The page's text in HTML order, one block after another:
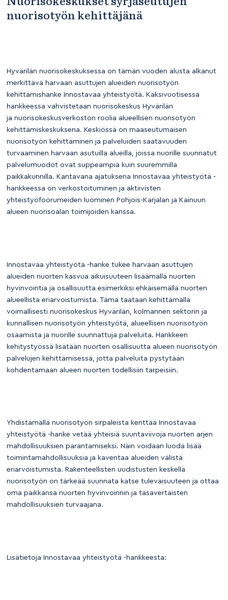
nuorisotyön kehittäjänä
Hyvärilän nuorisokeskuksessa on tämän vuoden alusta alkanut
merkittävä harvaan asuttujen alueiden nuorisotyön
kehittämishanke Innostavaa yhteistyötä. Kaksivuotisessa
hankkeessa vahvistetaan nuorisokeskus Hyvärilän
ja nuorisokeskusverkoston roolia alueellisen nuorisotyön
kehittämiskeskuksena. Keskiössä on maaseutumaisen
nuorisotyön kehittäminen ja palveluiden saatavuuden
turvaaminen harvaan asutuilla alueilla, joissa nuorille suunnatut
palvelumuodot ovat suppeampia kuin suuremmilla
paikkakunnilla. Kantavana ajatuksena Innostavaa yhteistyötä -
hankkeessa on verkostoituminen ja aktiivisten
yhteistyöfoorumeiden luominen Pohjois-Karjalan ja Kainuun
alueen nuorisoalan toimijoiden kanssa.
Innostavaa yhteistyötä -hanke tukee harvaan asuttujen
alueiden nuorten kasvua aikuisuuteen lisäämällä nuorten
hyvinvointia ja osallisuutta esimerkiksi ehkäisemällä nuorten
alueellista eriarvoistumista. Tämä taataan kehittämällä
voimallisesti nuorisokeskus Hyvärilän, kolmannen sektorin ja
kunnallisen nuorisotyön yhteistyötä, alueellisen nuorisotyön
osaamista ja nuorille suunnattuja palveluita. Hankkeen
kehitystyössä lisätään nuorten osallisuutta alueen nuorisotyön
palvelujen kehittämisessä, jotta palveluita pystytään
kohdentamaan alueen nuorten todellisiin tarpeisiin.
Yhdistämällä nuorisotyön sirpaleista kenttää Innostavaa
yhteistyötä -hanke vetää yhteisiä suuntaviivoja nuorten arjen
mahdollisuuksien parantamiseksi. Näin voidaan luoda lisää
toimintamahdollisuuksia ja kaventaa alueiden välistä
eriarvoistumista. Rakenteellisten uudistusten keskellä
nuorisotyön on tärkeää suunnata katse tulevaisuuteen ja ottaa
oma paikkansa nuorten hyvinvoinnin ja tasavertaisten
mahdollisuuksien turvaajana.
Lisätietoja Innostavaa yhteistyötä -hankkeesta: